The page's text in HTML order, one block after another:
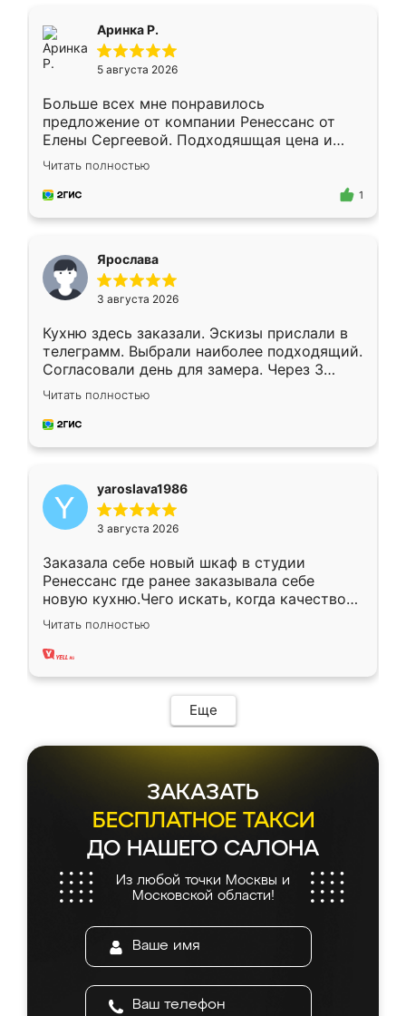
Аринка Р.
5 августа 2026
Больше всех мне понравилось
предложение от компании Ренессанс от
Елены Сергеевой. Подходяшщая цена и
короткие сроки изготовления. Приехавший
для замера сотрудник Владислав
предложил по моему эскизу самый
Читать полностью
1
Ярослава
3 августа 2026
Кухню здесь заказали. Эскизы прислали в
телеграмм. Выбрали наиболее подходящий.
Согласовали день для замера. Через 3
недели кухня была уже готова. Остались
довольны работой. Спасибо Ренессанс
мебель за качественную работу!
Читать полностью
yaroslava1986
3 августа 2026
Заказала себе новый шкаф в студии
Ренессанс где ранее заказывала себе
новую кухню.Чего искать, когда качеством
вполне довольна. Служит кухня уже почти
два года, нареканий нет.
Читать полностью
Еще
ЗАКАЗАТЬ
БЕСПЛАТНОЕ ТАКСИ
ДО НАШЕГО САЛОНА
Из любой точки Москвы и
Московской области!